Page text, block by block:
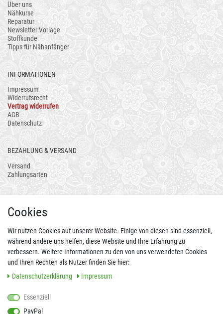
Über uns
Nähkurse
Reparatur
Newsletter Vorlage
Stoffkunde
Tipps für Nähanfänger
INFORMATIONEN
Impressum
Widerrufsrecht
Vertrag widerrufen
AGB
Datenschutz
BEZAHLUNG & VERSAND
Versand
Zahlungsarten
FOLGEN SIE UNS AUCH AUF
Cookies
Wir nutzen Cookies auf unserer Website. Einige von diesen sind essenziell,
während andere uns helfen, diese Website und Ihre Erfahrung zu
verbessern. Weitere Informationen zu den von uns verwendeten Cookies
und Ihren Rechten als Nutzer finden Sie hier:
Daten­schutz­erklärung
Impressum
Essenziell
PayPal